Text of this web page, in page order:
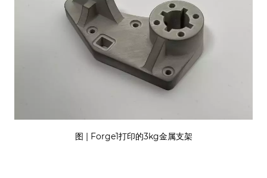
图 | Forge1打印的3kg金属支架